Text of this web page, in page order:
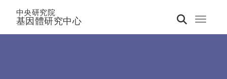
Toggle
中央研究院
基因體研究中心